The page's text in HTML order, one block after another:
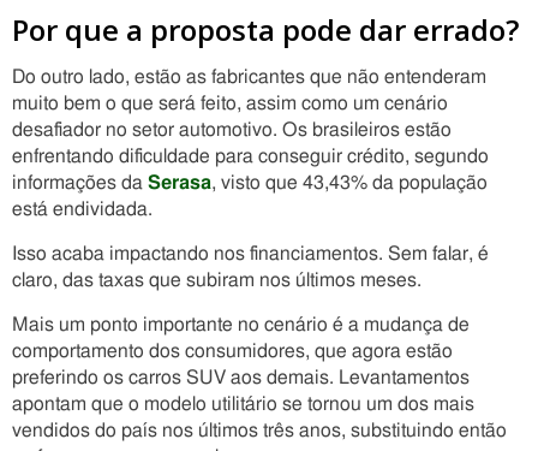
Por que a proposta pode dar errado?
Do outro lado, estão as fabricantes que não entenderam
muito bem o que será feito, assim como um cenário
desafiador no setor automotivo. Os brasileiros estão
enfrentando dificuldade para conseguir crédito, segundo
informações da Serasa, visto que 43,43% da população
está endividada.
Isso acaba impactando nos financiamentos. Sem falar, é
claro, das taxas que subiram nos últimos meses.
Mais um ponto importante no cenário é a mudança de
comportamento dos consumidores, que agora estão
preferindo os carros SUV aos demais. Levantamentos
apontam que o modelo utilitário se tornou um dos mais
vendidos do país nos últimos três anos, substituindo então